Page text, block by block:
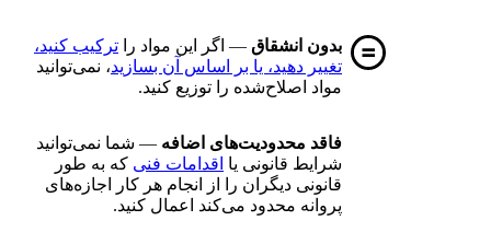
بدون انشقاق — اگر این مواد را ترکیب کنید،
تغییر دهید، یا بر اساس آن بسازید، نمی‌توانید
مواد اصلاح‌شده را توزیع کنید.
فاقد محدودیت‌های اضافه — شما نمی‌توانید
شرایط قانونی یا اقدامات فنی که به طور
قانونی دیگران را از انجام هر کار اجازه‌های
پروانه محدود می‌کند اعمال کنید.